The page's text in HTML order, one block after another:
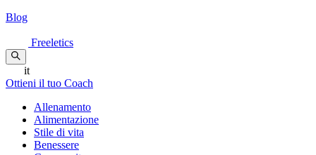
Blog
Freeletics
it
Ottieni il tuo Coach
Allenamento
Alimentazione
Stile di vita
Benessere